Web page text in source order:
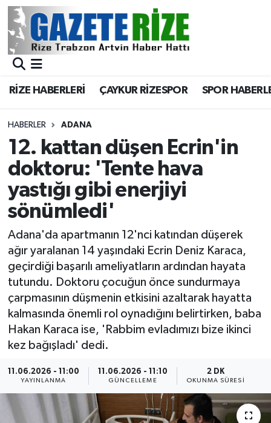
RİZE HABERLERİ ÇAYKUR RİZESPOR SPOR
HABERLER ADANA
12. kattan düşen Ecrin'in
doktoru: 'Tente hava
yastığı gibi enerjiyi
sönümledi'
Adana'da apartmanın 12'nci katından düşerek
ağır yaralanan 14 yaşındaki Ecrin Deniz Karaca,
geçirdiği başarılı ameliyatların ardından hayata
tutundu. Doktoru çocuğun önce sundurmaya
çarpmasının düşmenin etkisini azaltarak hayatta
kalmasında önemli rol oynadığını belirtirken, baba
Hakan Karaca ise, 'Rabbim evladımızı bize ikinci
kez bağışladı' dedi.
11.06.2026 - 11:00
YAYINLANMA
11.06.2026 - 11:10
GÜNCELLEME
2 DK
OKUNMA SÜRESI
BÖLGEMİZ
Asayiş
Rize Jandarma Komutanlığı
Bilim Teknoloji
Bölge
Advertising news
Canlı Maç
ÇEVRE
Dış Haberler
EKONOMİ
Merkez Nöbetçi Eczaneler
Merkez Trafik Yoğunluk Haritası
Süper Lig Puan Durumu ve Fikstür
Tüm Manşetler
Son Dakika Haberleri
Haber Arşivi